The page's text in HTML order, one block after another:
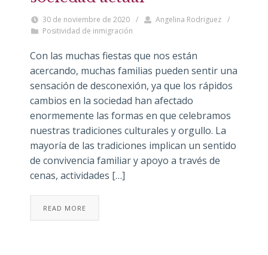
30 de noviembre de 2020 / Angelina Rodriguez /
Positividad de inmigración
Con las muchas fiestas que nos están
acercando, muchas familias pueden sentir una
sensación de desconexión, ya que los rápidos
cambios en la sociedad han afectado
enormemente las formas en que celebramos
nuestras tradiciones culturales y orgullo. La
mayoría de las tradiciones implican un sentido
de convivencia familiar y apoyo a través de
cenas, actividades […]
READ MORE